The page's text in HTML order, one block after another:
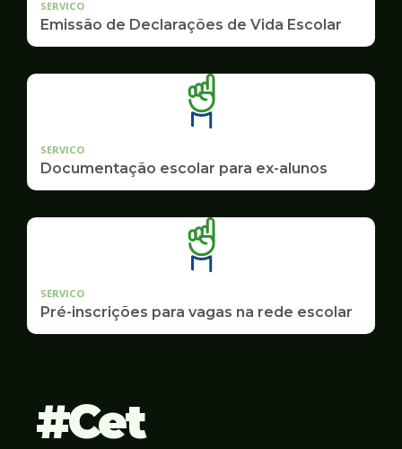
SERVICO
Emissão de Declarações de Vida Escolar
SERVICO
Documentação escolar para ex-alunos
SERVICO
Pré-inscrições para vagas na rede escolar
Cet